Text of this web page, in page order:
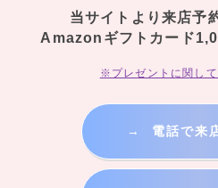
当サイトより来店予
Amazonギフトカード
※プレゼントに関し
→ 電話で来